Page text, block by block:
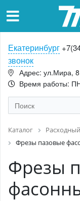
Екатеринбург
звонок
Адрес: ул.Мира, 8
Время работы:
Каталог
Фрезы пазовые
Фрезы